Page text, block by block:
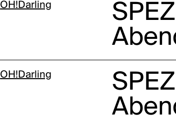
OH!Darling
OH!Darling